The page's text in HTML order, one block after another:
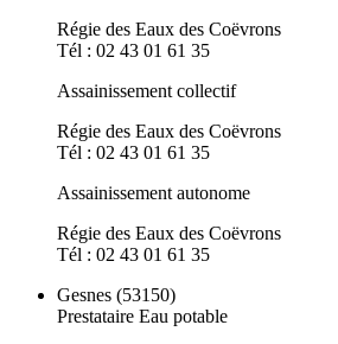
Régie des Eaux des Coëvrons
Tél : 02 43 01 61 35
Assainissement collectif
Régie des Eaux des Coëvrons
Tél : 02 43 01 61 35
Assainissement autonome
Régie des Eaux des Coëvrons
Tél : 02 43 01 61 35
Gesnes (53150)
Prestataire Eau potable